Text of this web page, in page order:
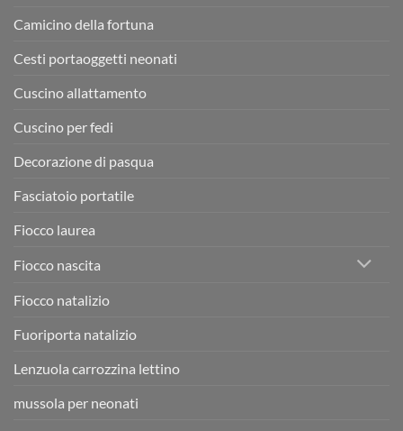
Camicino della fortuna
Cesti portaoggetti neonati
Cuscino allattamento
Cuscino per fedi
Decorazione di pasqua
Fasciatoio portatile
Fiocco laurea
Fiocco nascita
Fiocco natalizio
Fuoriporta natalizio
Lenzuola carrozzina lettino
mussola per neonati